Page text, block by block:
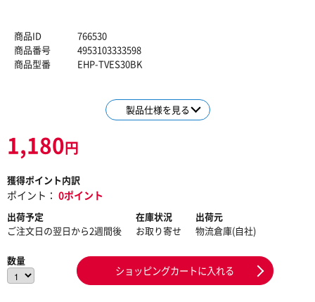
商品ID
766530
商品番号
4953103333598
商品型番
EHP-TVES30BK
製品仕様を見る
1,180円
獲得ポイント内訳
ポイント： 0ポイント
出荷予定
ご注文日の翌日から2週間後
在庫状況
お取り寄せ
出荷元
物流倉庫(自社)
数量
ショッピングカートに入れる